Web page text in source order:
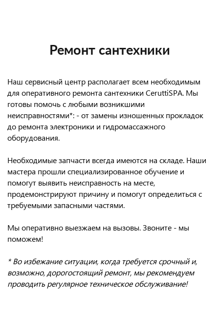
Ремонт сантехники
Наш сервисный центр располагает всем необходимым
для оперативного ремонта сантехники CeruttiSPA. Мы
готовы помочь с любыми возникшими
неисправностями*: - от замены изношенных прокладок
до ремонта электроники и гидромассажного
оборудования.
Необходимые запчасти всегда имеются на складе. Наши
мастера прошли специализированное обучение и
помогут выявить неисправность на месте,
продемонстрируют причину и помогут определиться с
требуемыми запасными частями.
Мы оперативно выезжаем на вызовы. Звоните - мы
поможем!
* Во избежание ситуации, когда требуется срочный и,
возможно, дорогостоящий ремонт, мы рекомендуем
проводить регулярное техническое обслуживание!